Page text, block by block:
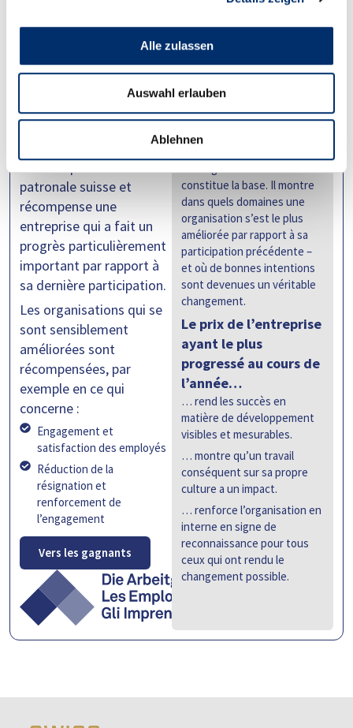
Alle zulassen
Auswahl erlauben
Ablehnen
Meilleure progression de
lorsque le
développement devient
mesurable
Le prix spécial« Nouvelle
est
décerné par l’Union
patronale suisse et
récompense une
entreprise qui a fait un
progrès particulièrement
important par rapport à
sa dernière participation.
Les organisations qui se
sont sensiblement
améliorées sont
récompensées, par
exemple en ce qui
concerne :
Engagement et
satisfaction des employés
Réduction de la
résignation et
renforcement de
l’engagement
Vers les gagnants
L’enquête auprès des
constitue la base. Il montre
dans quels domaines une
organisation s’est le plus
améliorée par rapport à sa
participation précédente –
et où de bonnes intentions
sont devenues un véritable
changement.
Le prix de l’entreprise
ayant le plus
progressé au cours de
l’année…
… rend les succès en
matière de développement
visibles et mesurables.
… montre qu’un travail
conséquent sur sa propre
culture a un impact.
… renforce l’organisation en
interne en signe de
reconnaissance pour tous
ceux qui ont rendu le
changement possible.